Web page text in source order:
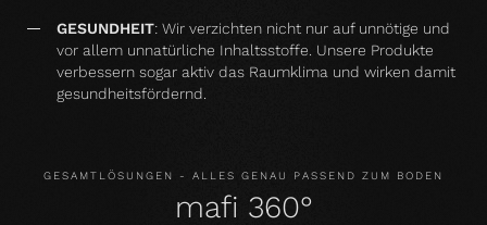
GESUNDHEIT: Wir verzichten nicht nur auf unnötige und
vor allem unnatürliche Inhaltsstoffe. Unsere Produkte
verbessern sogar aktiv das Raumklima und wirken damit
gesundheitsfördernd.
GESAMTLÖSUNGEN - ALLES GENAU PASSEND ZUM BODEN
mafi 360°